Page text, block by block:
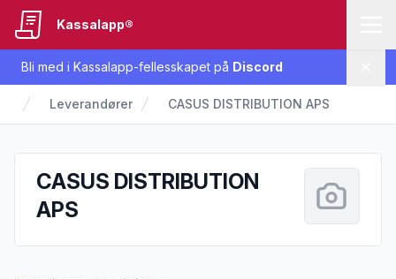
Bli med i Kassalapp-fellesskapet på Discord
Kassalapp®
Leverandører CASUS DISTRIBUTION APS
CASUS DISTRIBUTION
APS